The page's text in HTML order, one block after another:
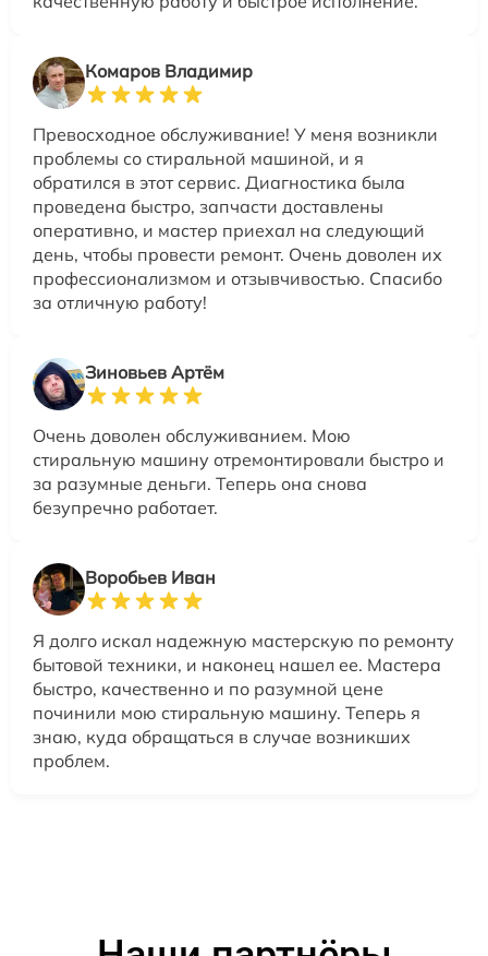
Комаров Владимир
Превосходное обслуживание! У меня возникли
проблемы со стиральной машиной, и я
обратился в этот сервис. Диагностика была
проведена быстро, запчасти доставлены
оперативно, и мастер приехал на следующий
день, чтобы провести ремонт. Очень доволен их
профессионализмом и отзывчивостью. Спасибо
за отличную работу!
Зиновьев Артём
Очень доволен обслуживанием. Мою
стиральную машину отремонтировали быстро и
за разумные деньги. Теперь она снова
безупречно работает.
Воробьев Иван
Я долго искал надежную мастерскую по ремонту
бытовой техники, и наконец нашел ее. Мастера
быстро, качественно и по разумной цене
починили мою стиральную машину. Теперь я
знаю, куда обращаться в случае возникших
проблем.